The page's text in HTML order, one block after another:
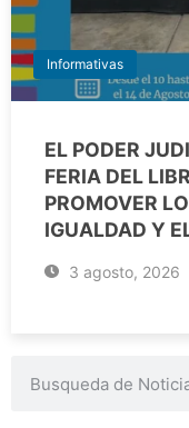
Informativas
EL PODER
FERIA DEL
PROMOVER
IGUALDAD Y
3 agosto, 2026